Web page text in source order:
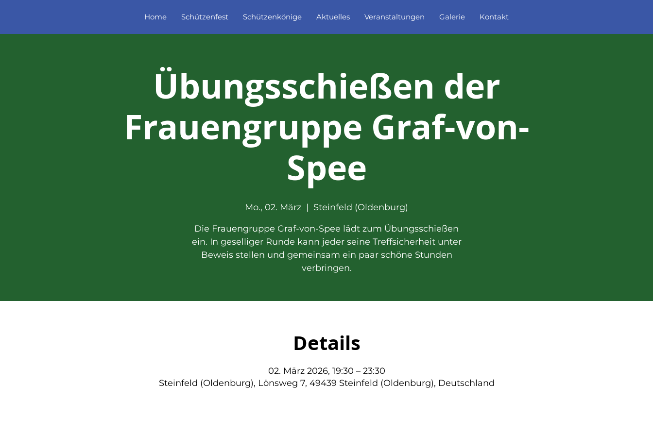
Home Schützenfest Schützenkönige Aktuelles Veranstaltungen Galerie Kontakt
Übungsschießen der
Frauengruppe Graf-von-
Spee
Mo., 02. März
  |
Steinfeld (Oldenburg)
Die Frauengruppe Graf-von-Spee lädt zum Übungsschießen
ein. In geselliger Runde kann jeder seine Treffsicherheit unter
Beweis stellen und gemeinsam ein paar schöne Stunden
verbringen.
Details
02. März 2026, 19:30 – 23:30
Steinfeld (Oldenburg), Lönsweg 7, 49439 Steinfeld (Oldenburg), Deutschland